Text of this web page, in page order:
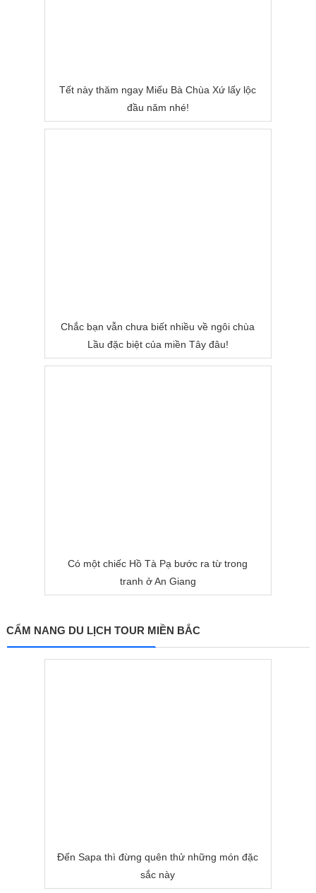
Tết này thăm ngay Miếu Bà Chùa Xứ lấy lộc
đầu năm nhé!
Chắc bạn vẫn chưa biết nhiều về ngôi chùa
Lầu đặc biệt của miền Tây đâu!
Có một chiếc Hồ Tà Pạ bước ra từ trong
tranh ở An Giang
CẨM NANG DU LỊCH TOUR MIỀN BẮC
Đến Sapa thì đừng quên thử những món đặc
sắc này